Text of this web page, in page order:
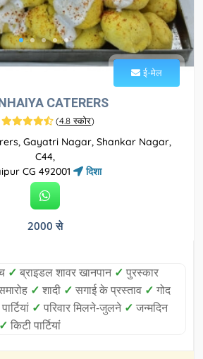
ई-मेल
CATERERS
(4.8 स्कोर)
Gayatri Nagar, Shankar Nagar,
C44,
CG 492001
दिशा
2000 से
✓ ब्राइडल शावर खानपान ✓ पुरस्कार
✓ शादी ✓ सगाई के प्रस्ताव ✓ गोद
✓ परिवार मिलने-जुलने ✓ जन्मदिन
✓ किटी पार्टियां